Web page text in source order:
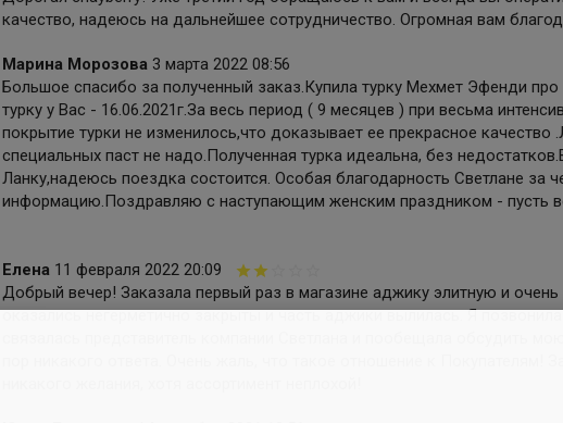
качество, надеюсь на дальнейшее сотрудничество. Огромная вам
Марина Морозова 3 марта 2022 08:56
Большое спасибо за полученный заказ.Купила турку Мехмет Эфенди про
турку у Вас - 16.06.2021г.За весь период ( 9 месяцев ) при весьма
покрытие турки не изменилось,что доказывает ее прекрасное
специальных паст не надо.Полученная турка идеальна, без
Ланку,надеюсь поездка состоится. Особая благодарность Светлане за
информацию.Поздравляю с наступающим женским праздником - пусть
Елена 11 февраля 2022 20:09
Добрый вечер! Заказала первый раз в магазине аджику элитную и
оказались негерметично закрыты и часть аджики вылилась. Я
связалась представитель компании Светлана и пообещала обсудить
пор никакого ответа. Очень жаль, что такое отношение к Покупателям!